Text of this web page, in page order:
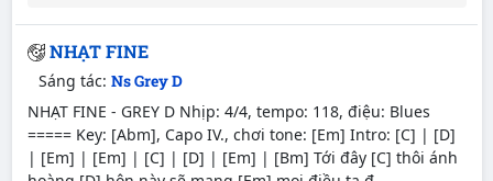
NHẠT FINE
Sáng tác: Ns Grey D
NHẠT FINE - GREY D Nhịp: 4/4, tempo: 118, điệu: Blues
===== Key: [Abm], Capo IV., chơi tone: [Em] Intro: [C] | [D]
| [Em] | [Em] | [C] | [D] | [Em] | [Bm] Tới đây [C] thôi ánh